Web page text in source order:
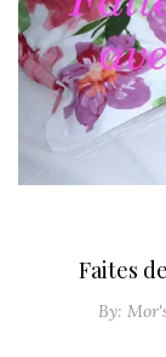
Faites
By: